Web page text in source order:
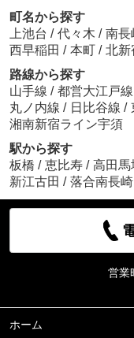
町名から探す
上池台 / 代々木 / 南長
西早稲田 / 本町 / 北新
路線から探す
山手線 / 都営大江戸線
丸ノ内線 / 日比谷線 /
湘南新宿ライン宇須
駅から探す
板橋 / 恵比寿 / 高田馬
新江古田 / 落合南長崎
営業
ホーム